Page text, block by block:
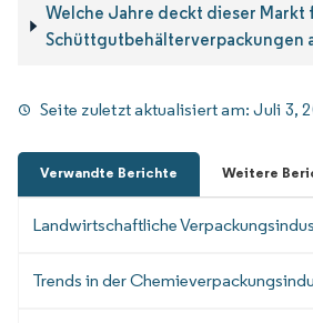
Welche Jahre deckt dieser Markt
Schüttgutbehälterverpackungen
Seite zuletzt aktualisiert am:Juli 3,
Verwandte Berichte Weitere
Landwirtschaftliche
Trends in der